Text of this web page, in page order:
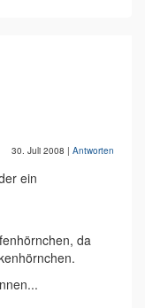
30. Juli 2008 | Antworten
ein
da